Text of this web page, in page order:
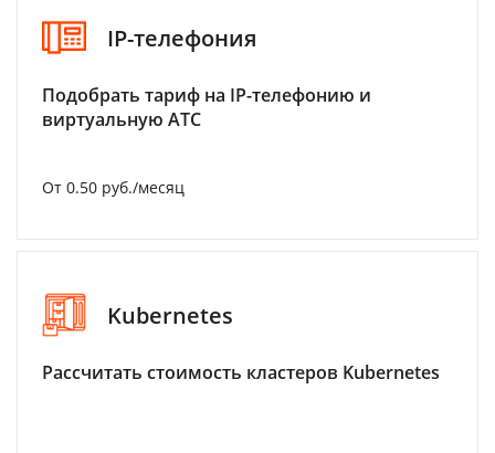
IP-телефония
Подобрать тариф на IP-телефонию и
виртуальную АТС
От 0.50 руб./месяц
Kubernetes
Рассчитать стоимость кластеров Kubernetes